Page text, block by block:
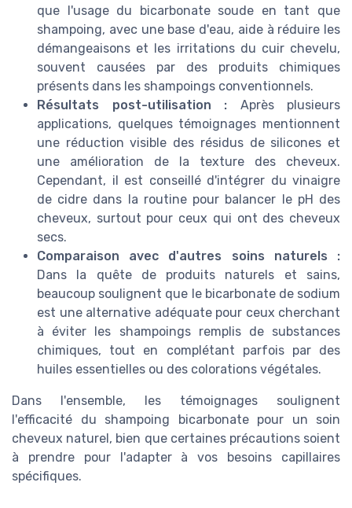
que l'usage du bicarbonate soude en tant que
shampoing, avec une base d'eau, aide à réduire les
démangeaisons et les irritations du cuir chevelu,
souvent causées par des produits chimiques
présents dans les shampoings conventionnels.
Résultats post-utilisation : Après plusieurs
applications, quelques témoignages mentionnent
une réduction visible des résidus de silicones et
une amélioration de la texture des cheveux.
Cependant, il est conseillé d'intégrer du vinaigre
de cidre dans la routine pour balancer le pH des
cheveux, surtout pour ceux qui ont des cheveux
secs.
Comparaison avec d'autres soins naturels :
Dans la quête de produits naturels et sains,
beaucoup soulignent que le bicarbonate de sodium
est une alternative adéquate pour ceux cherchant
à éviter les shampoings remplis de substances
chimiques, tout en complétant parfois par des
huiles essentielles ou des colorations végétales.
Dans l'ensemble, les témoignages soulignent
l'efficacité du shampoing bicarbonate pour un soin
cheveux naturel, bien que certaines précautions soient
à prendre pour l'adapter à vos besoins capillaires
spécifiques.